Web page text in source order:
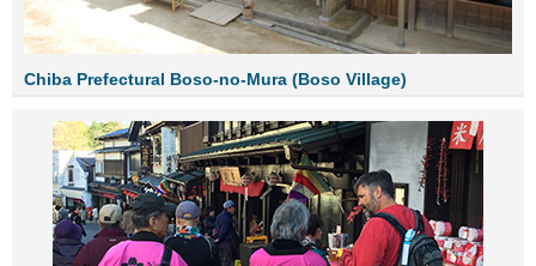
Chiba Prefectural Boso-no-Mura (Boso Village)